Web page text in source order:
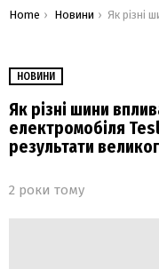
You are here:
Home Новини Як різні шини впливають на запас ходу електромобіля
НОВИНИ
Як різні шини
електромобіля
результати
2 роки тому